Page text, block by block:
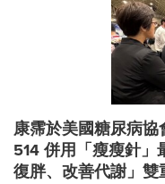
康霈於美國糖尿病
514 併用「瘦瘦針
復胖、改善代謝」雙